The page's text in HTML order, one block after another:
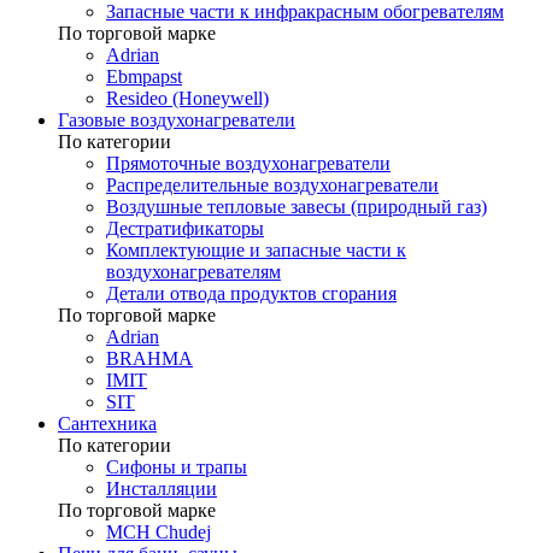
Запасные части к инфракрасным обогревателям
По торговой марке
Adrian
Ebmpapst
Resideo (Honeywell)
Газовые воздухонагреватели
По категории
Прямоточные воздухонагреватели
Распределительные воздухонагреватели
Воздушные тепловые завесы (природный газ)
Дестратификаторы
Комплектующие и запасные части к
воздухонагревателям
Детали отвода продуктов сгорания
По торговой марке
Adrian
BRAHMA
IMIT
SIT
Сантехника
По категории
Сифоны и трапы
Инсталляции
По торговой марке
MCH Chudej